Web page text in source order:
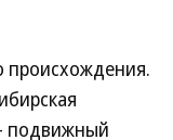
происхождения.
подвижный